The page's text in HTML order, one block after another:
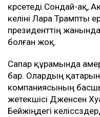
көрсетеді.Сондай-
келіні Лара Трампты
президенттің
болған жоқ.
Сапар құрамында
бар. Олардың
компаниясының
жетекшісі Дженсен
Бейжіңдегі